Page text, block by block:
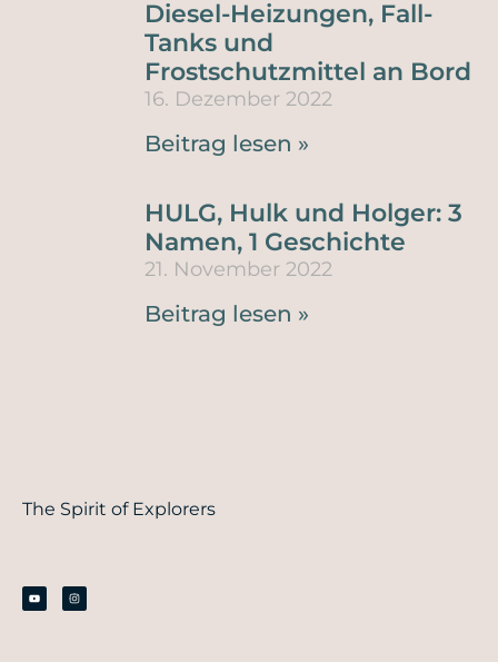
Diesel-Heizungen, Fall-
Tanks und
Frostschutzmittel an Bord
16. Dezember 2022
Beitrag lesen »
HULG, Hulk und Holger: 3
Namen, 1 Geschichte
21. November 2022
Beitrag lesen »
The Spirit of Explorers